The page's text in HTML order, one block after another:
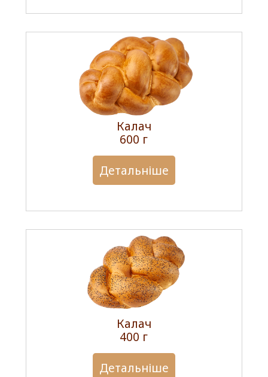
Калач
600 г
Детальніше
Калач
400 г
Детальніше